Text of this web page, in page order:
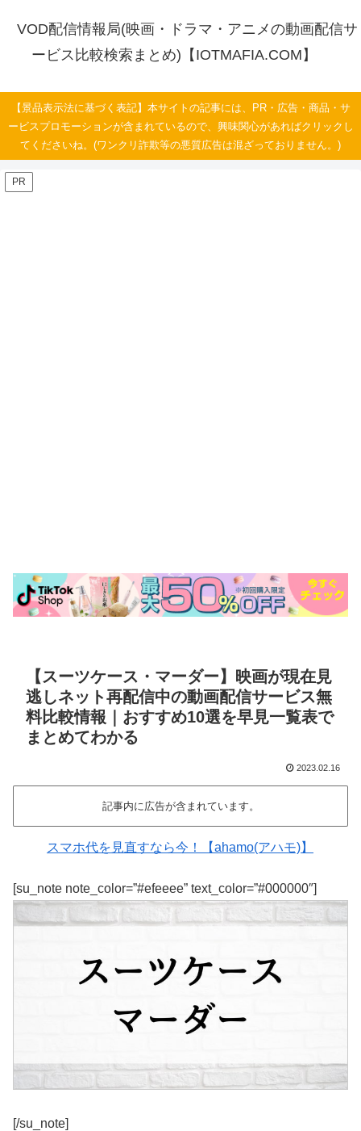
VOD配信情報局(映画・ドラマ・アニメの動画配信サ
ービス比較検索まとめ)【IOTMAFIA.COM】
【景品表示法に基づく表記】本サイトの記事には、PR・広告・商品・サ
ービスプロモーションが含まれているので、興味関心があればクリックし
てくださいね。(ワンクリ詐欺等の悪質広告は混ざっておりません。)
PR
【スーツケース・マーダー】映画が現在見
逃しネット再配信中の動画配信サービス無
料比較情報｜おすすめ10選を早見一覧表で
まとめてわかる
2023.02.16
記事内に広告が含まれています。
スマホ代を見直すなら今！【ahamo(アハモ)】
[su_note note_color=”#efeeee” text_color=”#000000″]
[/su_note]